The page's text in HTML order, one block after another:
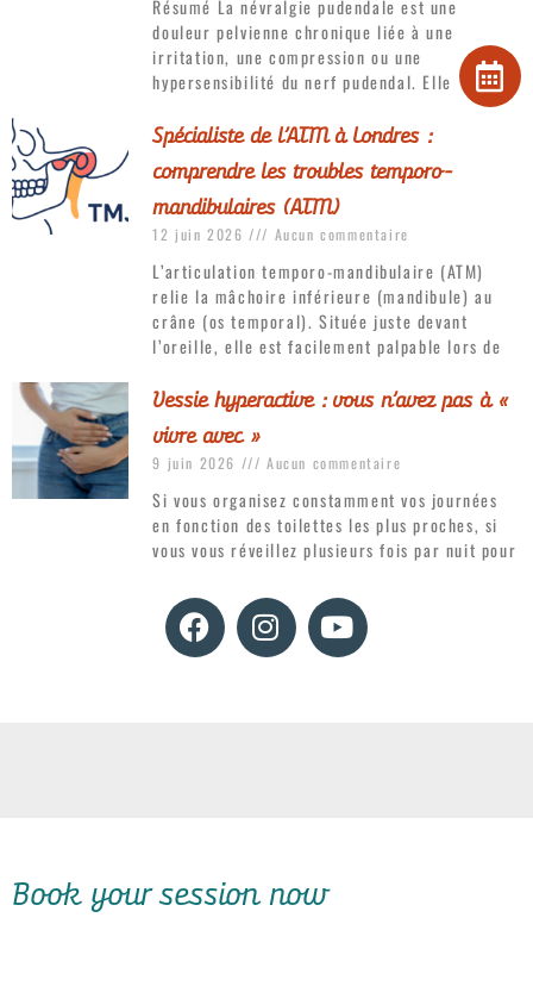
Résumé La névralgie pudendale est une
douleur pelvienne chronique liée à une
irritation, une compression ou une
hypersensibilité du nerf pudendal. Elle
Spécialiste de l’ATM à Londres :
comprendre les troubles temporo-
mandibulaires (ATM)
12 juin 2026 Aucun commentaire
L’articulation temporo-mandibulaire (ATM)
relie la mâchoire inférieure (mandibule) au
crâne (os temporal). Située juste devant
l’oreille, elle est facilement palpable lors de
Vessie hyperactive : vous n’avez pas à «
vivre avec »
9 juin 2026 Aucun commentaire
Si vous organisez constamment vos journées
en fonction des toilettes les plus proches, si
vous vous réveillez plusieurs fois par nuit pour
Book your session now